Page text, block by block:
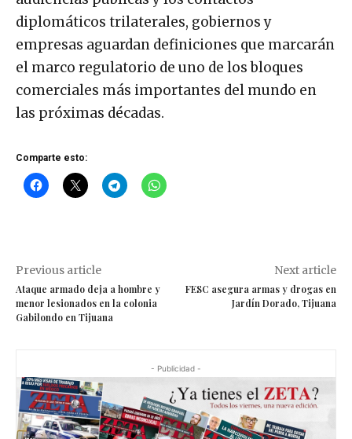
diplomáticos trilaterales, gobiernos y
empresas aguardan definiciones que marcarán
el marco regulatorio de uno de los bloques
comerciales más importantes del mundo en
las próximas décadas.
Comparte esto:
Previous article
Ataque armado deja a hombre y
menor lesionados en la colonia
Gabilondo en Tijuana
Next article
FESC asegura armas y drogas en
Jardín Dorado, Tijuana
- Publicidad -